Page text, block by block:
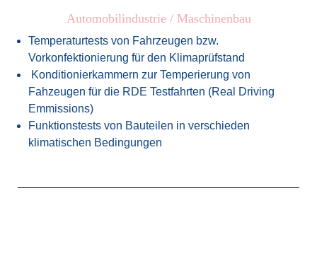
Automobilindustrie / Maschinenbau
Temperaturtests von Fahrzeugen bzw.
Vorkonfektionierung für den Klimaprüfstand
Konditionierkammern zur Temperierung von
Fahzeugen für die RDE Testfahrten (Real Driving
Emmissions)
Funktionstests von Bauteilen in verschieden
klimatischen Bedingungen